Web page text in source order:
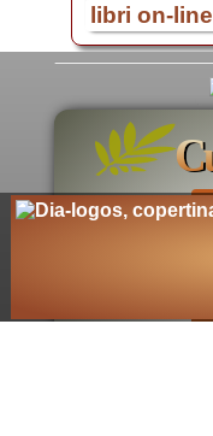
libri on-line